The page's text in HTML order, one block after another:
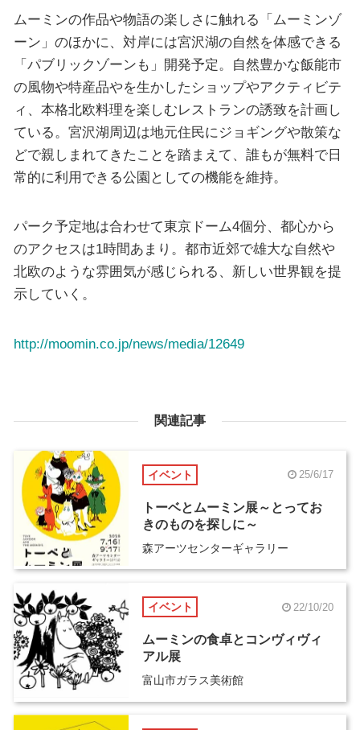
ムーミンの作品や物語の楽しさに触れる「ムーミンゾ
ーン」のほかに、対岸には宮沢湖の自然を体感できる
「パブリックゾーンも」開発予定。自然豊かな飯能市
の風物や特産品やを生かしたショップやアクティビテ
ィ、本格北欧料理を楽しむレストランの誘致を計画し
ている。宮沢湖周辺は地元住民にジョギングや散策な
どで親しまれてきたことを踏まえて、誰もが無料で日
常的に利用できる公園としての機能を維持。
パーク予定地は合わせて東京ドーム4個分、都心から
のアクセスは1時間あまり。都市近郊で雄大な自然や
北欧のような雰囲気が感じられる、新しい世界観を提
示していく。
http://moomin.co.jp/news/media/12649
関連記事
イベント 25/6/17
トーベとムーミン展～とってお
きのものを探しに～
森アーツセンターギャラリー
イベント 22/10/20
ムーミンの食卓とコンヴィヴィ
アル展
富山市ガラス美術館